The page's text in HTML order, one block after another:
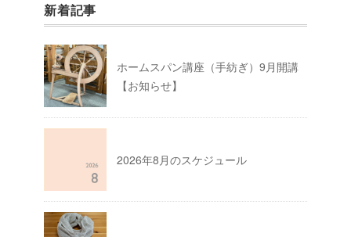
新着記事
ホームスパン講座（手紡ぎ）9月開講
【お知らせ】
2026年8月のスケジュール